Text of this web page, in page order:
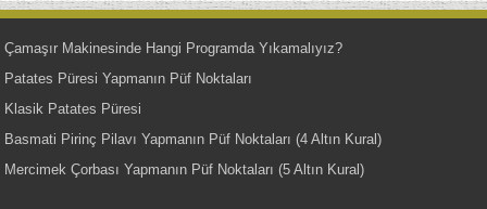
Çamaşır Makinesinde Hangi Programda Yıkamalıyız?
Patates Püresi Yapmanın Püf Noktaları
Klasik Patates Püresi
Basmati Pirinç Pilavı Yapmanın Püf Noktaları (4 Altın Kural)
Mercimek Çorbası Yapmanın Püf Noktaları (5 Altın Kural)